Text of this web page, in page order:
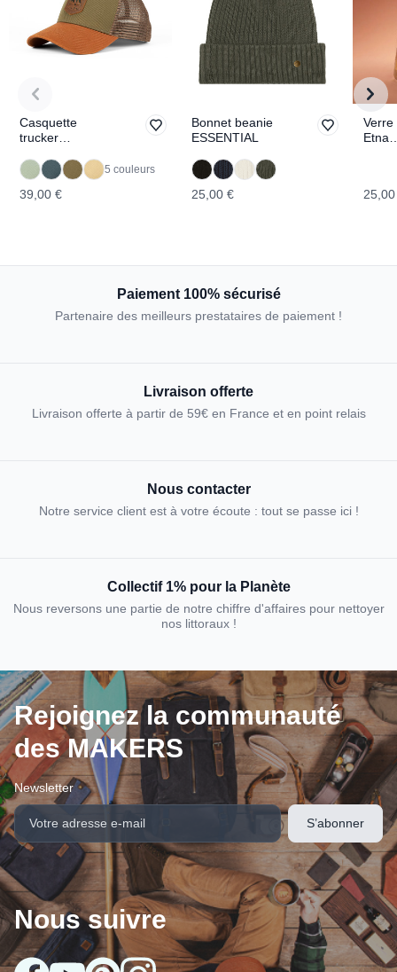
Casquette
trucker
5 couleurs
39,00 €
Bonnet beanie
ESSENTIAL
25,00 €
Verre
Etna
Paiement 100% sécurisé
Partenaire des meilleurs prestataires de paiement !
Livraison offerte
Livraison offerte à partir de 59€ en France et en point relais
Nous contacter
Notre service client est à votre écoute : tout se passe ici !
Collectif 1% pour la Planète
Nous reversons une partie de notre chiffre d'affaires pour nettoyer
nos littoraux !
Rejoignez la communauté
des MAKERS
Newsletter
Nous suivre